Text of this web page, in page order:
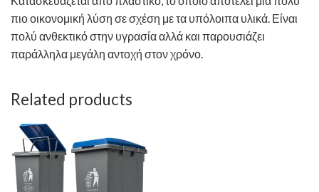
πιο οικονομική λύση σε σχέση με τα υπόλοιπα υλικά. Είναι
πολύ ανθεκτικό στην υγρασία αλλά και παρουσιάζει
παράλληλα μεγάλη αντοχή στον χρόνο.
Related products